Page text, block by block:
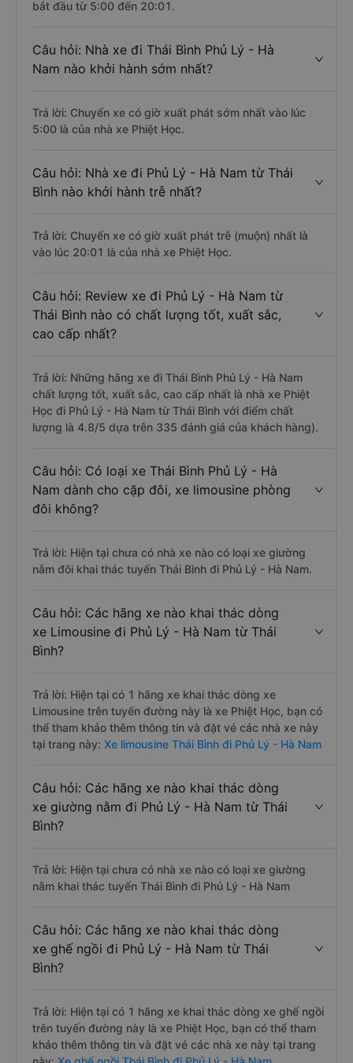
bắt đầu từ 5:00 đến 20:01.
Câu hỏi: Nhà xe đi Thái Bình Phủ Lý - Hà
Nam nào khởi hành sớm nhất?
Trả lời: Chuyến xe có giờ xuất phát sớm nhất vào lúc
5:00 là của nhà xe Phiệt Học.
Câu hỏi: Nhà xe đi Phủ Lý - Hà Nam từ Thái
Bình nào khởi hành trễ nhất?
Trả lời: Chuyến xe có giờ xuất phát trễ (muộn) nhất là
vào lúc 20:01 là của nhà xe Phiệt Học.
Câu hỏi: Review xe đi Phủ Lý - Hà Nam từ
Thái Bình nào có chất lượng tốt, xuất sắc,
cao cấp nhất?
Trả lời: Những hãng xe đi Thái Bình Phủ Lý - Hà Nam
chất lượng tốt, xuất sắc, cao cấp nhất là nhà xe Phiệt
Học đi Phủ Lý - Hà Nam từ Thái Bình với điểm chất
lượng là 4.8/5 dựa trên 335 đánh giá của khách hàng).
Câu hỏi: Có loại xe Thái Bình Phủ Lý - Hà
Nam dành cho cặp đôi, xe limousine phòng
đôi không?
Trả lời: Hiện tại chưa có nhà xe nào có loại xe giường
nằm đôi khai thác tuyến Thái Bình đi Phủ Lý - Hà Nam.
Câu hỏi: Các hãng xe nào khai thác dòng
xe Limousine đi Phủ Lý - Hà Nam từ Thái
Bình?
Trả lời: Hiện tại có 1 hãng xe khai thác dòng xe
Limousine trên tuyến đường này là xe Phiệt Học, bạn có
thể tham khảo thêm thông tin và đặt vé các nhà xe này
tại trang này: Xe limousine Thái Bình đi Phủ Lý - Hà Nam
Câu hỏi: Các hãng xe nào khai thác dòng
xe giường nằm đi Phủ Lý - Hà Nam từ Thái
Bình?
Trả lời: Hiện tại chưa có nhà xe nào có loại xe giường
nằm khai thác tuyến Thái Bình đi Phủ Lý - Hà Nam
Câu hỏi: Các hãng xe nào khai thác dòng
xe ghế ngồi đi Phủ Lý - Hà Nam từ Thái
Bình?
Trả lời: Hiện tại có 1 hãng xe khai thác dòng xe ghế ngồi
trên tuyến đường này là xe Phiệt Học, bạn có thể tham
khảo thêm thông tin và đặt vé các nhà xe này tại trang